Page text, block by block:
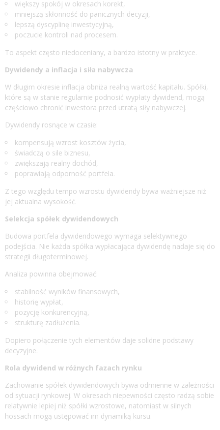
większy spokój w okresach korekt,
mniejszą skłonność do panicznych decyzji,
lepszą dyscyplinę inwestycyjną,
poczucie kontroli nad procesem.
To aspekt często niedoceniany, a bardzo istotny w praktyce.
Dywidendy a inflacja i siła nabywcza
W długim okresie inflacja obniża realną wartość kapitału. Spółki,
które są w stanie regularnie podnosić wypłaty dywidend, mogą
częściowo chronić inwestora przed utratą siły nabywczej.
Dywidendy rosnące w czasie:
kompensują wzrost kosztów życia,
świadczą o sile biznesu,
zwiększają realny dochód,
poprawiają odporność portfela.
Z tego względu tempo wzrostu dywidendy bywa ważniejsze niż
jej aktualna wysokość.
Selekcja spółek dywidendowych
Budowa portfela dywidendowego wymaga selektywnego
podejścia. Nie każda spółka wypłacająca dywidendę nadaje się do
strategii długoterminowej.
Analiza powinna obejmować:
stabilność wyników finansowych,
historię wypłat,
pozycję konkurencyjną,
strukturę zadłużenia.
Dopiero połączenie tych elementów daje solidne podstawy
decyzyjne.
Rola dywidend w różnych fazach rynku
Zachowanie spółek dywidendowych bywa odmienne w zależności
od sytuacji rynkowej. W okresach niepewności często radzą sobie
relatywnie lepiej niż spółki wzrostowe, natomiast w silnych
hossach mogą ustępować im dynamiką kursu.